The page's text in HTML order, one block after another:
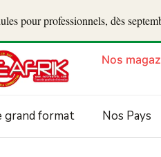
pour professionnels, dès
Nos
grand format Nos Pays